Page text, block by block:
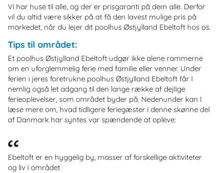
Vi har huse til alle, og der er prisgaranti på dem alle. Derfor
vil du altid være sikker på at få den lavest mulige pris på
markedet, når du lejer dit poolhus Østjylland Ebeltoft hos os.
Tips til området:
Et poolhus Østjylland Ebeltoft udgør ikke alene rammerne
om en uforglemmelig ferie med familie eller venner. Under
ferien i jeres foretrukne poolhus Østjylland Ebeltoft får I
nemlig også let adgang til den lange række af dejlige
ferieoplevelser, som området byder på. Nedenunder kan I
læse mere om, hvad tidligere feriegæster i denne skønne del
af Danmark har syntes var spændende at opleve:
Ebeltoft er en hyggelig by, masser af forskellige aktiviteter
og liv i området